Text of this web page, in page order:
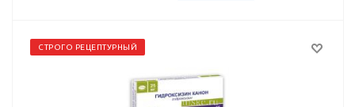
СТРОГО РЕЦЕПТУРНЫЙ